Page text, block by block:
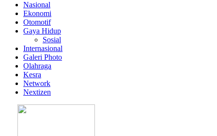
Nasional
Ekonomi
Otomotif
Gaya Hidup
Sosial
Internasional
Galeri Photo
Olahraga
Kesra
Network
Nextizen